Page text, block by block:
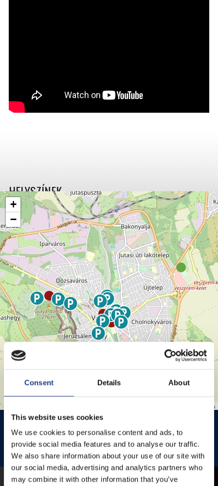
Consent Details About
This website uses cookies
We use cookies to personalise content and ads, to
provide social media features and to analyse our traffic.
We also share information about your use of our site with
our social media, advertising and analytics partners who
may combine it with other information that you’ve
+
−
contributors
HELYSZÍNEK
HISTÓRIA KERT HISTÓRIA KERT ESŐHELYSZÍNE
JEZSUITA TEMPLOM JEZSUITA TEMPLOMKERT ESŐHELYSZÍNE
ROZÉ, RIZLING, JAZZ FESZTIVÁL